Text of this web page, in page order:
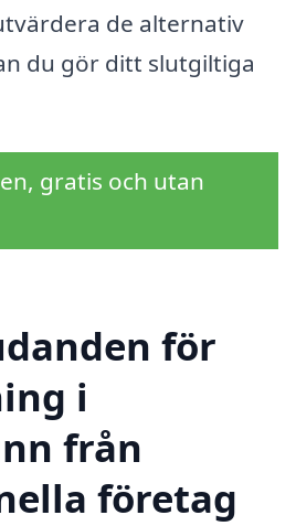
de alternativ
du gör ditt slutgiltiga
gratis och utan
för
i
från
företag